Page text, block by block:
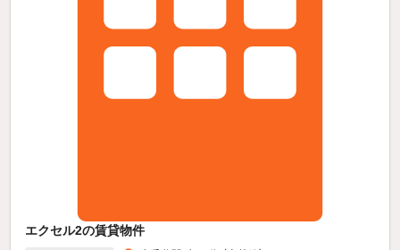
エクセル2の賃貸物件